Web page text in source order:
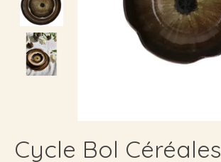
Cycle Bol Céréales